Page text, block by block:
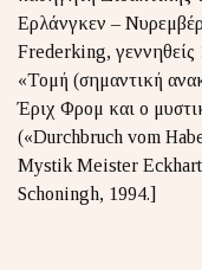
Ερλάνγκεν –
Frederking, γεννηθείς
«Τομή (σημαντική
Έριχ Φρομ και ο
(«Durchbruch vom
Mystik Meister
Schoningh, 1994.]